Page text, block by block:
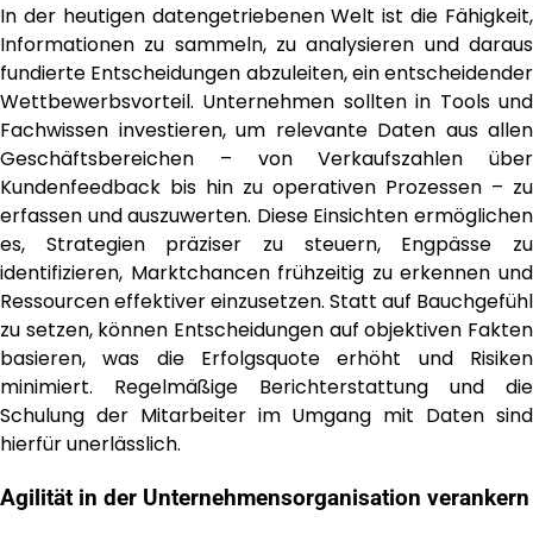
In der heutigen datengetriebenen Welt ist die Fähigkeit,
Informationen zu sammeln, zu analysieren und daraus
fundierte Entscheidungen abzuleiten, ein entscheidender
Wettbewerbsvorteil. Unternehmen sollten in Tools und
Fachwissen investieren, um relevante Daten aus allen
Geschäftsbereichen – von Verkaufszahlen über
Kundenfeedback bis hin zu operativen Prozessen – zu
erfassen und auszuwerten. Diese Einsichten ermöglichen
es, Strategien präziser zu steuern, Engpässe zu
identifizieren, Marktchancen frühzeitig zu erkennen und
Ressourcen effektiver einzusetzen. Statt auf Bauchgefühl
zu setzen, können Entscheidungen auf objektiven Fakten
basieren, was die Erfolgsquote erhöht und Risiken
minimiert. Regelmäßige Berichterstattung und die
Schulung der Mitarbeiter im Umgang mit Daten sind
hierfür unerlässlich.
Agilität in der Unternehmensorganisation verankern